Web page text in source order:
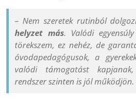
– Nem szeretek rutinból
helyzet más. Valódi
törekszem, ez nehéz, de
óvodapedagógusok, a
valódi támogatást
rendszer szinten is jól működjön.